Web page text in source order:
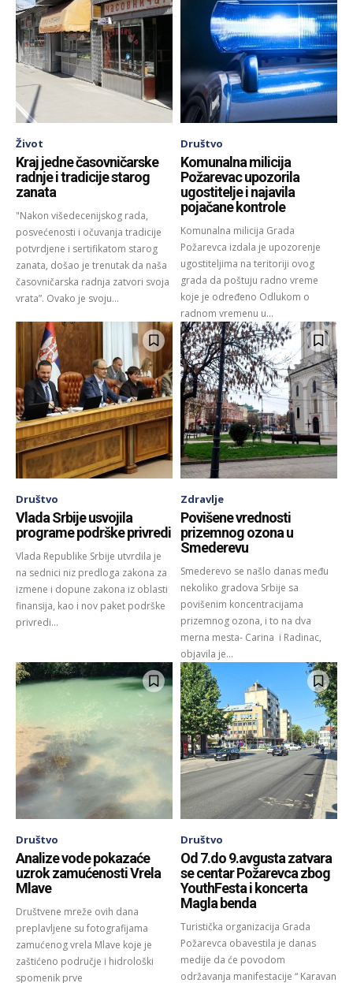
Život
Kraj jedne časovničarske
radnje i tradicije starog
zanata
"Nakon višedecenijskog rada,
posvećenosti i očuvanja tradicije
potvrdjene i sertifikatom starog
zanata, došao je trenutak da naša
časovničarska radnja zatvori svoja
vrata”. Ovako je svoju...
Društvo
Komunalna milicija
Požarevac upozorila
ugostitelje i najavila
pojačane kontrole
Komunalna milicija Grada
Požarevca izdala je upozorenje
ugostiteljima na teritoriji ovog
grada da poštuju radno vreme
koje je određeno Odlukom o
radnom vremenu u...
Društvo
Vlada Srbije usvojila
programe podrške privredi
Vlada Republike Srbije utvrdila je
na sednici niz predloga zakona za
izmene i dopune zakona iz oblasti
finansija, kao i nov paket podrške
privredi...
Zdravlje
Povišene vrednosti
prizemnog ozona u
Smederevu
Smederevo se našlo danas među
nekoliko gradova Srbije sa
povišenim koncentracijama
prizemnog ozona, i to na dva
merna mesta- Carina i Radinac,
objavila je...
Društvo
Analize vode pokazaće
uzrok zamućenosti Vrela
Mlave
Društvene mreže ovih dana
preplavljene su fotografijama
zamućenog vrela Mlave koje je
zaštićeno područje i hidrološki
spomenik prve
Društvo
Od 7.do 9.avgusta zatvara
se centar Požarevca zbog
YouthFesta i koncerta
Magla benda
Turistička organizacija Grada
Požarevca obavestila je danas
medije da će povodom
održavanja manifestacije “ Karavan